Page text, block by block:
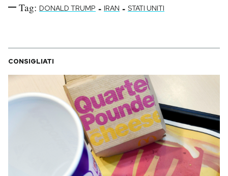
Tag: DONALD TRUMP - IRAN - STATI UNITI
CONSIGLIATI